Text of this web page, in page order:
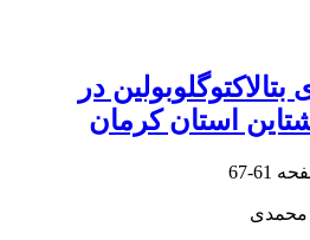
در
استان کرمان
61-67
محمدی